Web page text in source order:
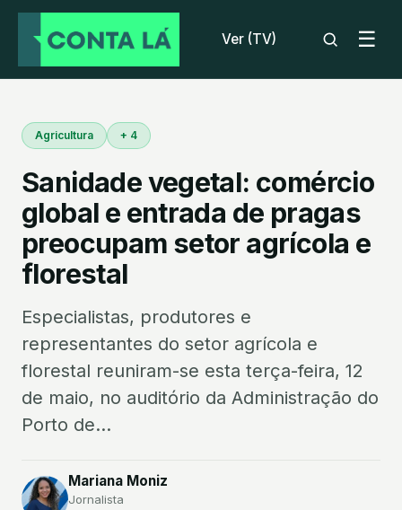
Ver (TV) ☰
Agricultura + 4
Sanidade vegetal: comércio
global e entrada de pragas
preocupam setor agrícola e
florestal
Especialistas, produtores e
representantes do setor agrícola e
florestal reuniram-se esta terça-feira, 12
de maio, no auditório da Administração do
Porto de...
Mariana Moniz
Jornalista